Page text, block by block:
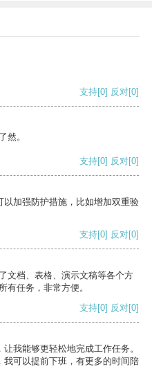
支持[0] 反对[0]
然。
支持[0] 反对[0]
加强防护措施，比如增加双重验
支持[0] 反对[0]
文档、表格、演示文稿等各个方
有任务，非常方便。
支持[0] 反对[0]
我能够更轻松地完成工作任务。
可以提前下班，有更多的时间陪